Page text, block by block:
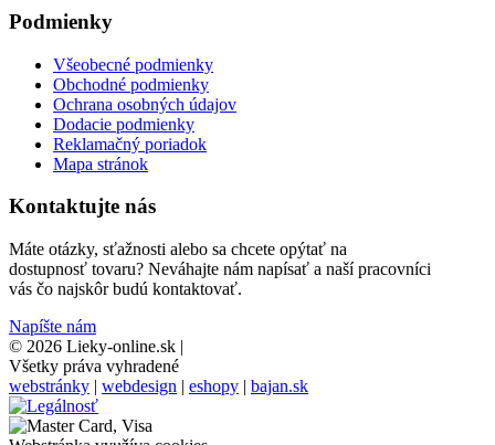
Podmienky
Všeobecné podmienky
Obchodné podmienky
Ochrana osobných údajov
Dodacie podmienky
Reklamačný poriadok
Mapa stránok
Kontaktujte nás
Máte otázky, sťažnosti alebo sa chcete opýtať na
dostupnosť tovaru? Neváhajte nám napísať a naší pracovníci
vás čo najskôr budú kontaktovať.
Napíšte nám
© 2026 Lieky-online.sk |
Všetky práva vyhradené
webstránky | webdesign | eshopy | bajan.sk